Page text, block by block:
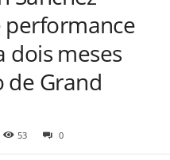
dois meses
de Grand
53 0